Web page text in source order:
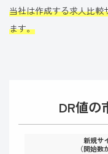
当社は作成する求人比較
ます。
DR値の
新規サ
（開始数